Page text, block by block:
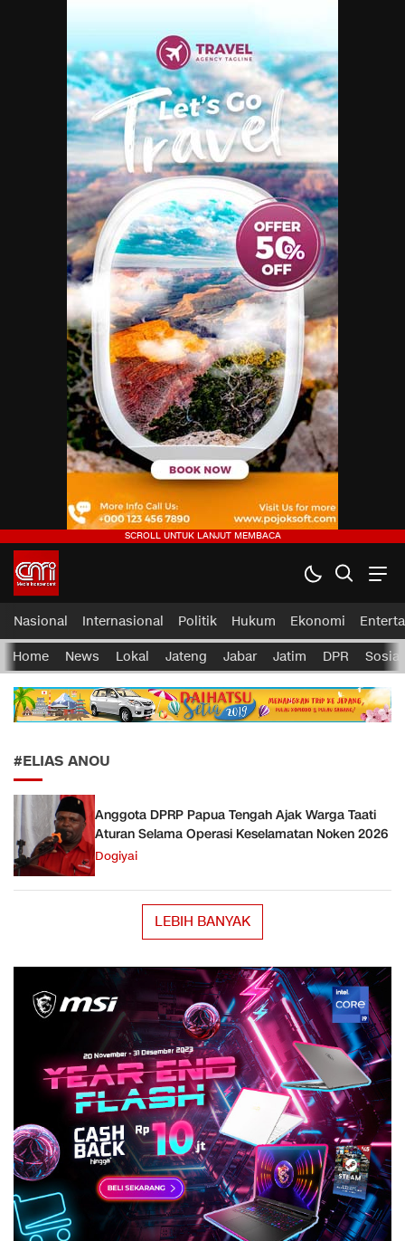
CMI News
Berani, Integritas dan Loyalitas
Nasional Internasional Politik Hukum Ekonomi
Home News Lokal Jateng Jabar Jatim DPR Sosial
#ELIAS ANOU
Anggota DPRP Papua Tengah Ajak Warga Taati
Aturan Selama Operasi Keselamatan Noken 2026
Dogiyai
LEBIH BANYAK